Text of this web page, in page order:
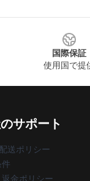
国際保証
使用国で提
サポート
送ポリシー
金ポリシー